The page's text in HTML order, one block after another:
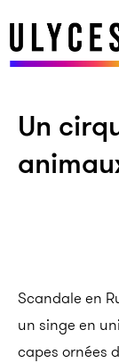
Un
Scandale en
un singe en
capes ornées